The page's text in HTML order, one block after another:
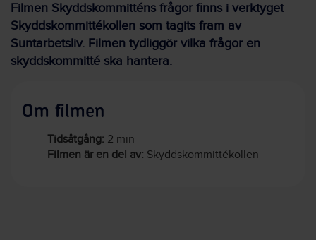
Filmen Skyddskommitténs frågor finns i verktyget
Skyddskommittékollen som tagits fram av
Suntarbetsliv. Filmen tydliggör vilka frågor en
skyddskommitté ska hantera.
Om filmen
Tidsåtgång: 2 min
Filmen är en del av: Skyddskommittékollen